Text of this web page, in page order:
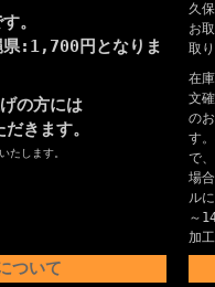
。
:1,700円となりま
の方には
きます。
たします。
久
お
取
在
文
の
す
で
場
ル
～
加
ついて